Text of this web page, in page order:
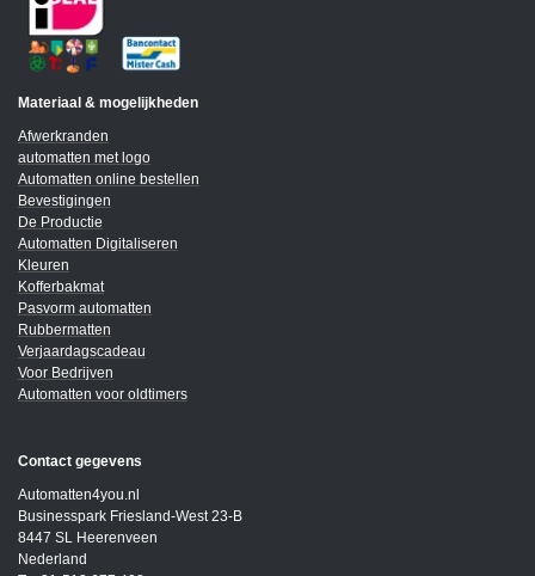
Materiaal & mogelijkheden
Afwerkranden
automatten met logo
Automatten online bestellen
Bevestigingen
De Productie
Automatten Digitaliseren
Kleuren
Kofferbakmat
Pasvorm automatten
Rubbermatten
Verjaardagscadeau
Voor Bedrijven
Automatten voor oldtimers
Contact gegevens
Automatten4you.nl
Businesspark Friesland-West 23-B
8447 SL Heerenveen
Nederland